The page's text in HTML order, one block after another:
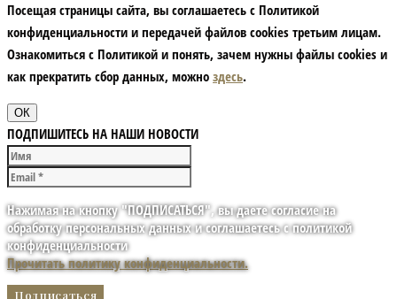
Посещая страницы сайта, вы соглашаетесь с Политикой
конфиденциальности и передачей файлов cookies третьим лицам.
Ознакомиться с Политикой и понять, зачем нужны файлы сookies и
как прекратить сбор данных, можно здесь.
ОК
ПОДПИШИТЕСЬ НА НАШИ НОВОСТИ
Нажимая на кнопку "ПОДПИСАТЬСЯ", вы даете согласие на
обработку персональных данных и соглашаетесь с политикой
конфиденциальности
Прочитать политику конфиденциальности.